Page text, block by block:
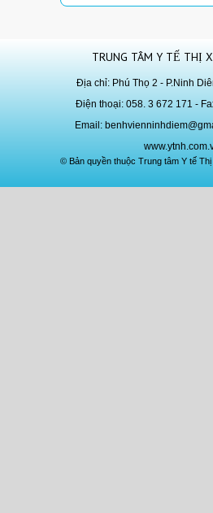
TRUNG TÂM Y TẾ THỊ
Địa chỉ: Phú Thọ 2 - P.Ninh
Điện thoại: 058. 3 672 171 -
Email:
© Bản quyền thuộc Trung tâm Y tế Thị